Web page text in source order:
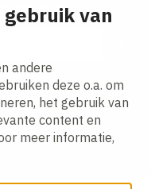
van
andere
deze o.a. om
het gebruik van
content en
meer informatie,
mailbox!